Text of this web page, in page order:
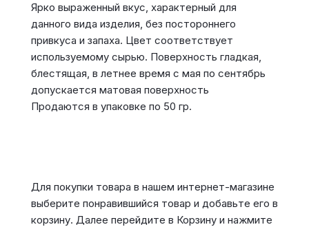
Ярко выраженный вкус, характерный для
данного вида изделия, без постороннего
привкуса и запаха. Цвет соответствует
используемому сырью. Поверхность гладкая,
блестящая, в летнее время с мая по сентябрь
допускается матовая поверхность
Продаются в упаковке по 50 гр.
Для покупки товара в нашем интернет-магазине
выберите понравившийся товар и добавьте его в
корзину. Далее перейдите в Корзину и нажмите